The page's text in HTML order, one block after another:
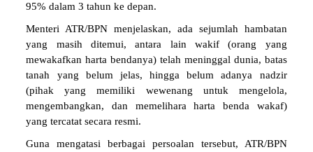
95% dalam 3 tahun ke depan.
Menteri ATR/BPN menjelaskan, ada sejumlah hambatan
yang masih ditemui, antara lain wakif (orang yang
mewakafkan harta bendanya) telah meninggal dunia, batas
tanah yang belum jelas, hingga belum adanya nadzir
(pihak yang memiliki wewenang untuk mengelola,
mengembangkan, dan memelihara harta benda wakaf)
yang tercatat secara resmi.
Guna mengatasi berbagai persoalan tersebut, ATR/BPN